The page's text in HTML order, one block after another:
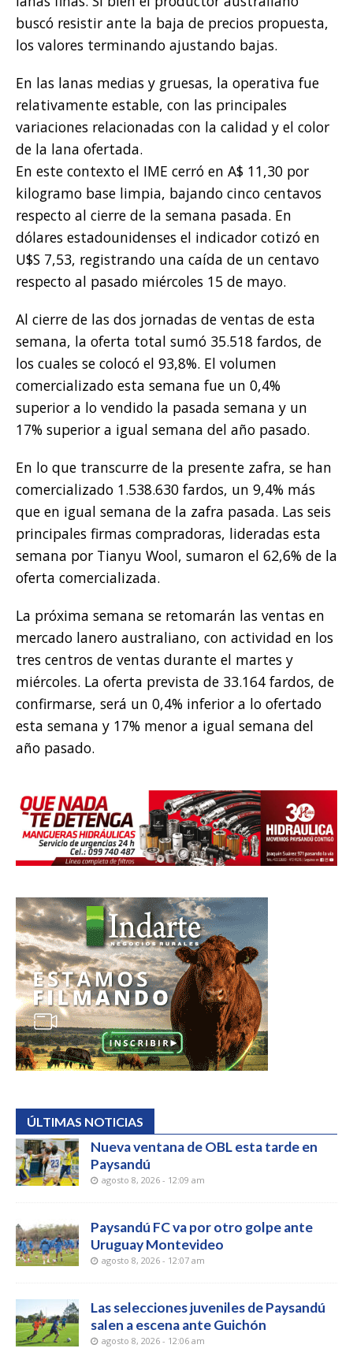
buscó resistir ante la baja de precios propuesta,
los valores terminando ajustando bajas.
En las lanas medias y gruesas, la operativa fue
relativamente estable, con las principales
variaciones relacionadas con la calidad y el color
de la lana ofertada.
En este contexto el IME cerró en A$ 11,30 por
kilogramo base limpia, bajando cinco centavos
respecto al cierre de la semana pasada. En
dólares estadounidenses el indicador cotizó en
U$S 7,53, registrando una caída de un centavo
respecto al pasado miércoles 15 de mayo.
Al cierre de las dos jornadas de ventas de esta
semana, la oferta total sumó 35.518 fardos, de
los cuales se colocó el 93,8%. El volumen
comercializado esta semana fue un 0,4%
superior a lo vendido la pasada semana y un
17% superior a igual semana del año pasado.
En lo que transcurre de la presente zafra, se han
comercializado 1.538.630 fardos, un 9,4% más
que en igual semana de la zafra pasada. Las seis
principales firmas compradoras, lideradas esta
semana por Tianyu Wool, sumaron el 62,6% de la
oferta comercializada.
La próxima semana se retomarán las ventas en
mercado lanero australiano, con actividad en los
tres centros de ventas durante el martes y
miércoles. La oferta prevista de 33.164 fardos, de
confirmarse, será un 0,4% inferior a lo ofertado
esta semana y 17% menor a igual semana del
año pasado.
ÚLTIMAS NOTICIAS
Nueva ventana de OBL esta tarde en
Paysandú
agosto 8, 2026 - 12:09 am
Paysandú FC va por otro golpe ante
Uruguay Montevideo
agosto 8, 2026 - 12:07 am
Las selecciones juveniles de Paysandú
salen a escena ante Guichón
agosto 8, 2026 - 12:06 am